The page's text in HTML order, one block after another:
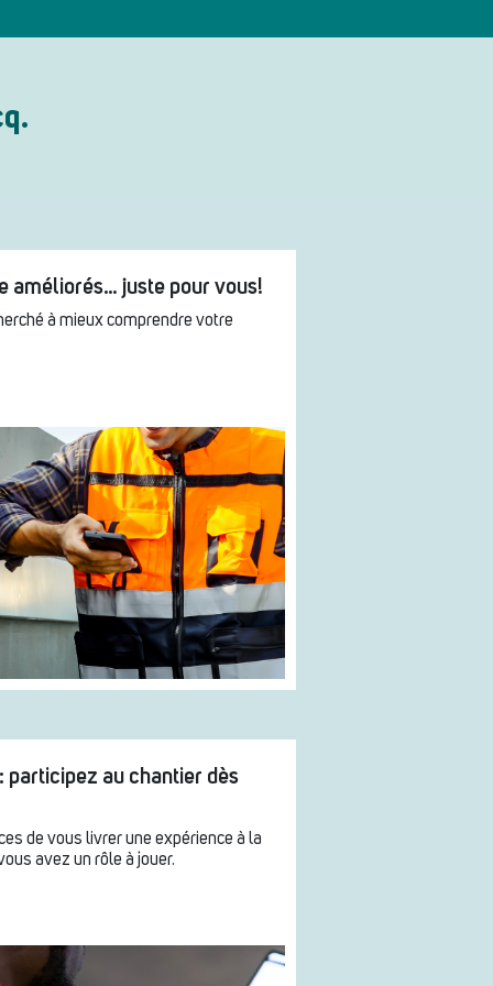
améliorés… juste pour vous!
à mieux comprendre votre
au chantier dès
de vous livrer une expérience à la
avez un rôle à jouer.